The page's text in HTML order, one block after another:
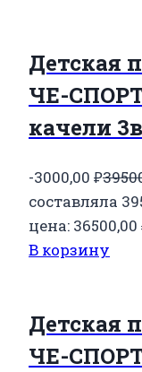
Детская
ЧЕ-СПОРТ
качели
-3000,00 ₽
составляла
цена: 36500,00
В корзину
Детская
ЧЕ-СПОРТ